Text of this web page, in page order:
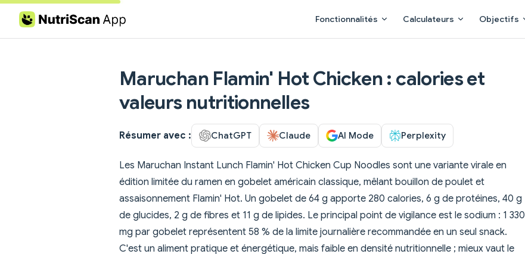
Skip to content Fonctionnalités Calculateurs Objectifs
Maruchan Flamin' Hot Chicken : calories et
valeurs nutritionnelles
Résumer avec : ChatGPT Claude AI Mode Perplexity
Les Maruchan Instant Lunch Flamin' Hot Chicken Cup Noodles sont une variante virale en
édition limitée du ramen en gobelet américain classique, mêlant bouillon de poulet et
assaisonnement Flamin' Hot. Un gobelet de 64 g apporte 280 calories, 6 g de protéines, 40 g
de glucides, 2 g de fibres et 11 g de lipides. Le principal point de vigilance est le sodium : 1 330
mg par gobelet représentent 58 % de la limite journalière recommandée en un seul snack.
C'est un aliment pratique et énergétique, mais faible en densité nutritionnelle ; mieux vaut le